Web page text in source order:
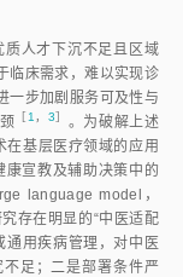
质人才下沉不足且区域
临床需求，难以实现诊
一步加剧服务可及性与
颈 ［ 1 ， 3］ 。为破解上述
基层医疗领域的应用
宣教及辅助决策中的
language model，
存在明显的“中医适配
通用疾病管理，对中医
足；二是部署条件严